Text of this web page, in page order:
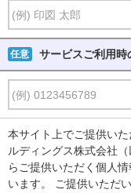
任意 サービスご利用時
本サイト上でご提供い
ルディングス株式会社
らご提供いただく個人
います。 ご提供いただ